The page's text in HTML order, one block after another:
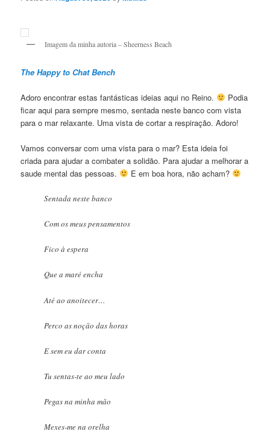
Imagem da minha autoria – Sheerness Beach
The Happy to Chat Bench
Adoro encontrar estas fantásticas ideias aqui no Reino.
Podia
ficar aqui para sempre mesmo, sentada neste banco com vista
para o mar relaxante. Uma vista de cortar a respiração. Adoro!
Vamos conversar com uma vista para o mar? Esta ideia foi
criada para ajudar a combater a solidão. Para ajudar a melhorar a
saude mental das pessoas.
E em boa hora, não acham?
Sentada neste banco
Com os meus pensamentos
Fico à espera
Que a maré encha
Até ao anoitecer…
Perco as noção das horas
E sem eu dar conta
Tu sentas-te ao meu lado
Pegas na minha mão
Mexes-me na orelha